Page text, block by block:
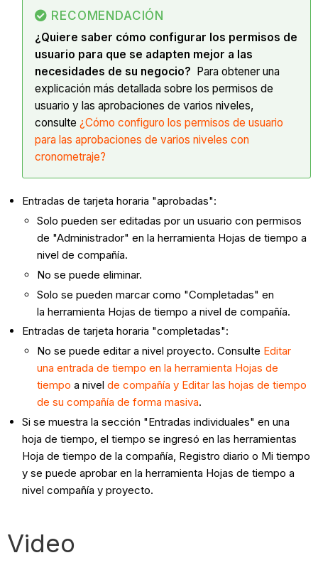
RECOMENDACIÓN
¿Quiere saber cómo configurar los permisos de
usuario para que se adapten mejor a las
necesidades de su negocio?
Para obtener una
explicación más detallada sobre los permisos de
usuario y las aprobaciones de varios niveles,
consulte¿Cómo configuro los permisos de usuario
para las aprobaciones de varios niveles con
cronometraje?
Entradas de tarjeta horaria "aprobadas":
Solo pueden ser editadas por un usuario con permisos
de "Administrador" en la herramienta Hojas de tiempo a
nivel de compañía.
No se puede eliminar.
Solo se pueden marcar como "Completadas" en
la herramienta Hojas de tiempo a nivel de compañía.
Entradas de tarjeta horaria "completadas":
No se puede editar a nivel proyecto. Consulte Editar
una entrada de tiempo en la herramienta Hojas de
tiempo a nivelde compañía y Editar las hojas de tiempo
de su compañía de forma masiva.
Si se muestra la sección "Entradas individuales" en una
hoja de tiempo, el tiempo se ingresó en las herramientas
Hoja de tiempo de la compañía, Registro diario o Mi tiempo
y se puede aprobar en la herramienta Hojas de tiempo a
nivel compañía y proyecto.
Video